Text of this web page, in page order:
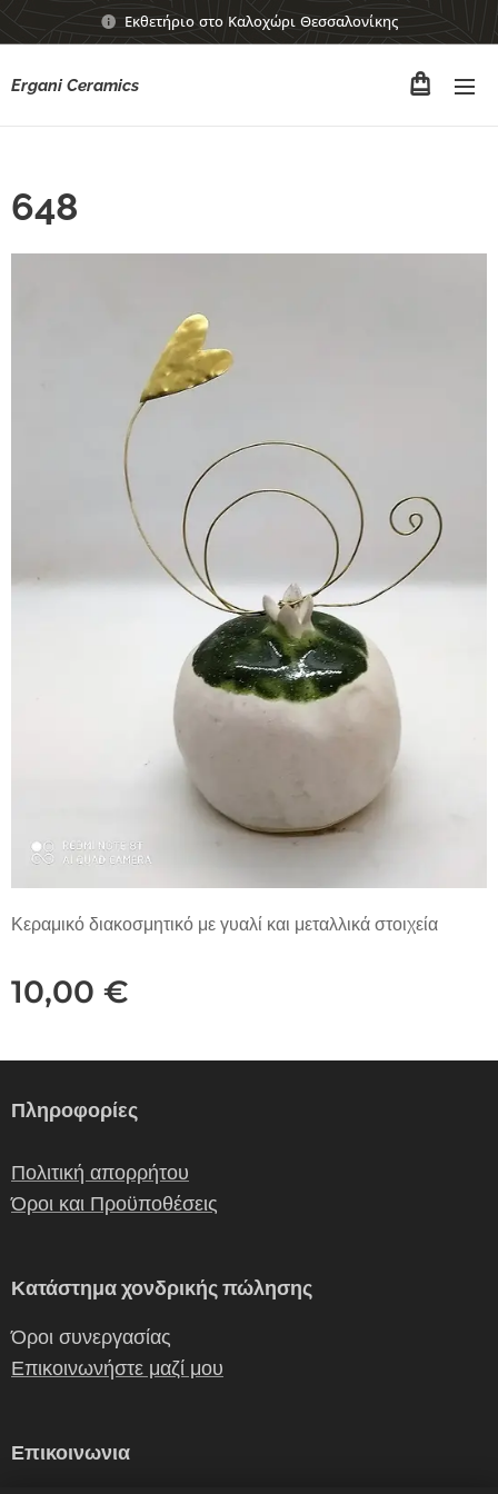
Εκθετήριο στο Καλοχώρι Θεσσαλονίκης
Ergani Ceramics
648
Κεραμικό διακοσμητικό με γυαλί και μεταλλικά στοιχεία
10,00 €
Πληροφορίες
Πολιτική απορρήτου
Όροι και Προϋποθέσεις
Κατάστημα χονδρικής πώλησης
Όροι συνεργασίας
Επικοινωνήστε μαζί μου
Επικοινωνια